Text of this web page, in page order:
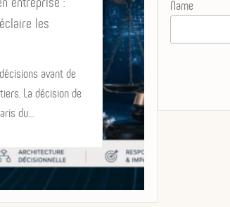
les
avant de
La décision de
du…
De la
Name